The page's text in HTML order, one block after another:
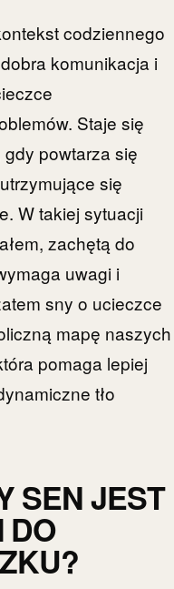
codziennego
komunikacja i
Staje się
powtarza się
się
W takiej sytuacji
zachętą do
uwagi i
sny o ucieczce
mapę naszych
pomaga lepiej
tło
SEN JEST
DO